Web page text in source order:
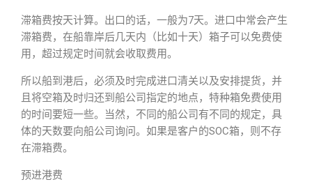
滞箱费按天计算。出口的话，一般为7天。进口中常会产生
滞箱费，在船靠岸后几天内（比如十天）箱子可以免费使
用，超过规定时间就会收取费用。
所以船到港后，必须及时完成进口清关以及安排提货，并
且将空箱及时归还到船公司指定的地点，特种箱免费使用
的时间要短一些。当然，不同的船公司有不同的规定，具
体的天数要向船公司询问。如果是客户的SOC箱，则不存
在滞箱费。
预进港费